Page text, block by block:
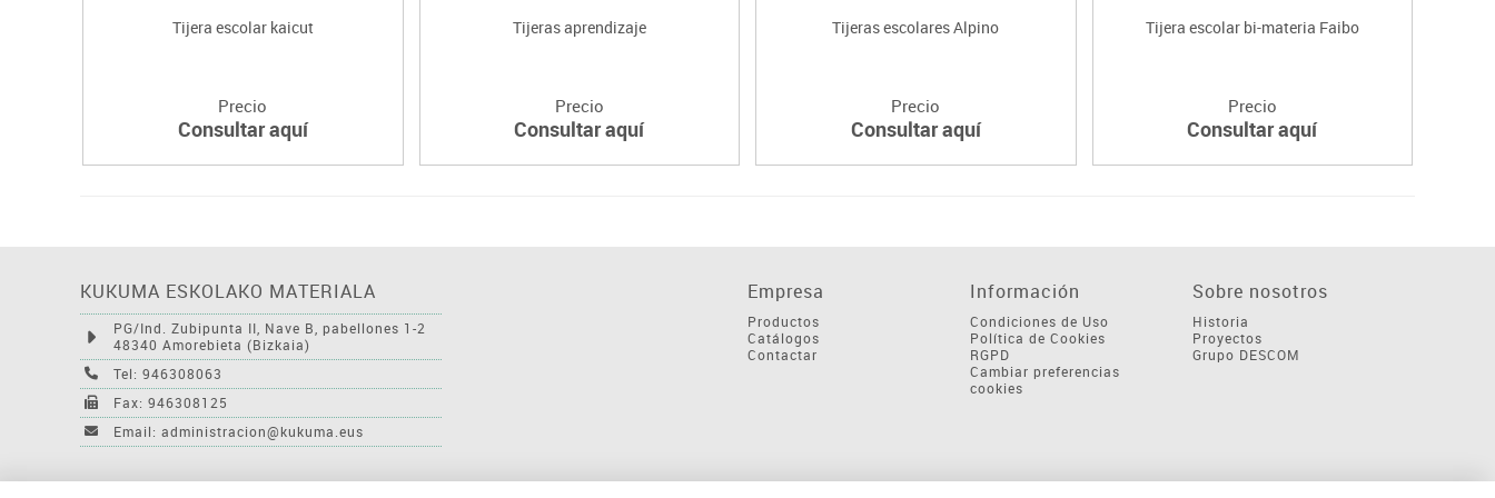
Tijera escolar kaicut
Precio
Consultar aquí
Tijeras aprendizaje
Precio
Consultar aquí
Tijeras escolares Alpino
Precio
Consultar aquí
Tijera escolar bi-materia Faibo
Precio
Consultar aquí
KUKUMA ESKOLAKO MATERIALA
PG/Ind. Zubipunta II, Nave B, pabellones 1-2
48340 Amorebieta (Bizkaia)
Tel: 946308063
Fax: 946308125
Email: administracion@kukuma.eus
Empresa
Productos
Catálogos
Contactar
Información
Condiciones de Uso
Política de Cookies
RGPD
Cambiar preferencias
cookies
Sobre nosotros
Historia
Proyectos
Grupo DESCOM